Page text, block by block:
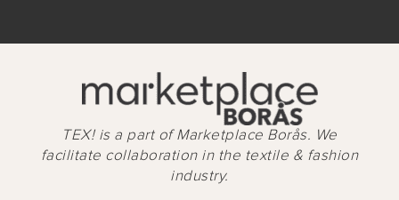
TEX! is a part of Marketplace Borås. We
facilitate collaboration in the textile & fashion
industry.